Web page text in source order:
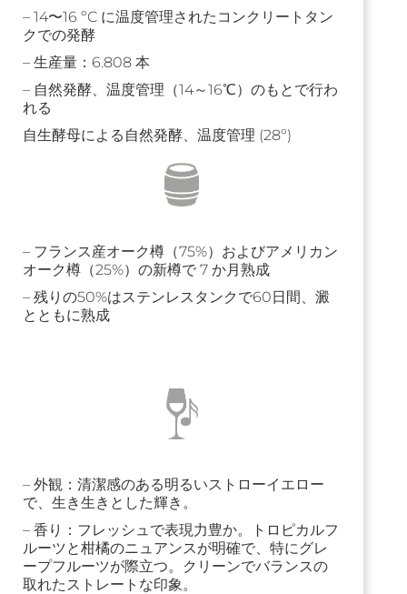
– 14〜16 ºC に温度管理されたコンクリートタン
クでの発酵
– 生産量：6.808 本
– 自然発酵、温度管理（14～16℃）のもとで行わ
れる
自生酵母による自然発酵、温度管理 (28º)
– フランス産オーク樽（75%）およびアメリカン
オーク樽（25%）の新樽で 7 か月熟成
– 残りの50%はステンレスタンクで60日間、澱
とともに熟成
– 外観：清潔感のある明るいストローイエロー
で、生き生きとした輝き。
– 香り：フレッシュで表現力豊か。トロピカルフ
ルーツと柑橘のニュアンスが明確で、特にグレ
ープフルーツが際立つ。クリーンでバランスの
取れたストレートな印象。